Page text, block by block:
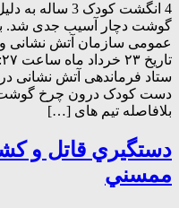
4 انگشت کودک
گوشت دچار آسیب جدی شد.
عمومی سازمان آتش نشانی و
ستاد فرماندهی آتش نشانی
دست کودک درون چرخ گوشت
بلافاصله تیم های […]
دستگيري قاتل و
ممسني